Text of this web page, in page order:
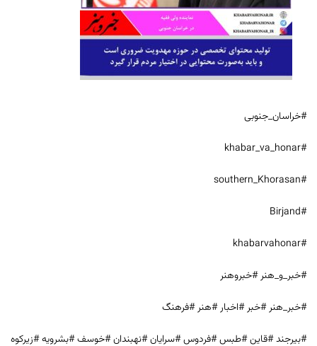
#خراسان_جنوبی
#khabar_va_honar
#southern_Khorasan
#Birjand
#khabarvahonar
#خبر_و_هنر #خبروهنر
#خبر_هنر #خبر #اخبار #هنر #فرهنگ
#بیرجند #قاین #طبس #فردوس #سرایان #نهبندان #خوسف #بشرویه #زیرکوه